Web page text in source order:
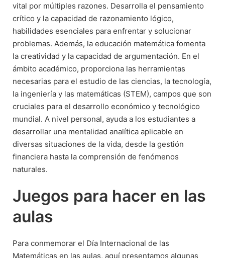
vital por múltiples razones. Desarrolla el pensamiento
crítico y la capacidad de razonamiento lógico,
habilidades esenciales para enfrentar y solucionar
problemas. Además, la educación matemática fomenta
la creatividad y la capacidad de argumentación. En el
ámbito académico, proporciona las herramientas
necesarias para el estudio de las ciencias, la tecnología,
la ingeniería y las matemáticas (STEM), campos que son
cruciales para el desarrollo económico y tecnológico
mundial. A nivel personal, ayuda a los estudiantes a
desarrollar una mentalidad analítica aplicable en
diversas situaciones de la vida, desde la gestión
financiera hasta la comprensión de fenómenos
naturales.
Juegos para hacer en las
aulas
Para conmemorar el Día Internacional de las
Matemáticas en las aulas, aquí presentamos algunas